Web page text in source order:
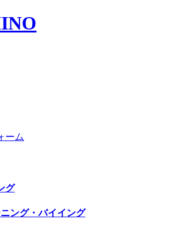
ーム
グ
ング・バイイング